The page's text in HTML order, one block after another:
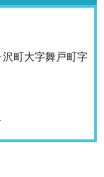
町大字舞戸町字